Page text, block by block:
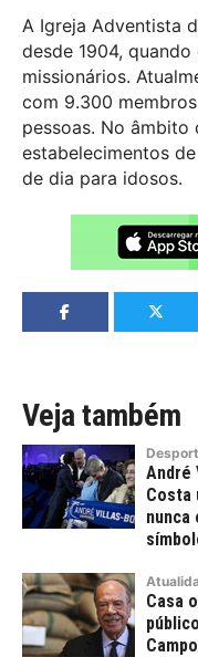
A Igreja Adventista
desde 1904,
missionários.
com 9.300
pessoas. No âmbito
estabelecimentos
de dia para idosos.
Veja também
André
Costa
nunca
Casa